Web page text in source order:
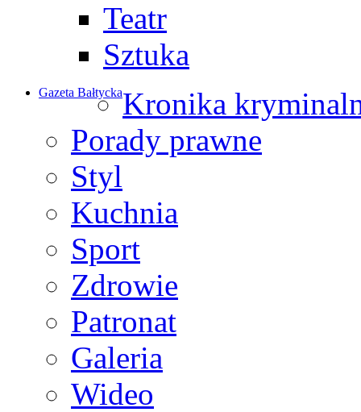
Teatr
Sztuka
Gazeta BałtyckaKronika
Porady prawne
Styl
Kuchnia
Sport
Zdrowie
Patronat
Galeria
Wideo